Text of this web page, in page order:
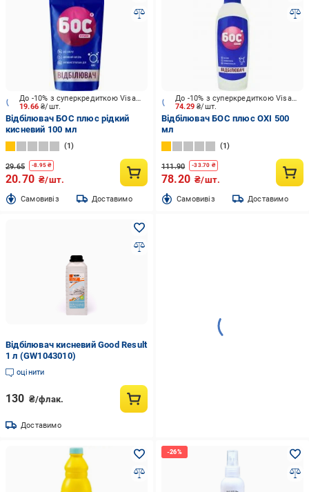
19.66₴/шт.
До -10% з суперкредиткою Visa Вигода
Відбілювач БОС плюс рідкий
кисневий 100 мл
1
29.65 -8.95 ₴
20.70 ₴/шт.
Cамовивіз Доставимо
74.29₴/шт.
До -10% з суперкредиткою Visa Вигода
Відбілювач БОС плюс OXI 500
мл
1
111.90 -33.70 ₴
78.20 ₴/шт.
Cамовивіз Доставимо
Відбілювач кисневий Good Result
1 л (GW1043010)
оцінити
130 ₴/флак.
Доставимо